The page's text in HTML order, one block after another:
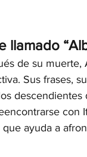
llamado
de su
Sus frases,
con
ayuda a